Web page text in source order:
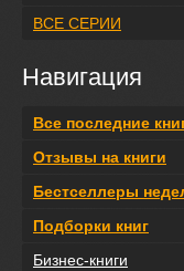
ВСЕ СЕРИИ
Навигация
Все последние
Отзывы на книги
Бестселлеры
Подборки книг
Бизнес-книги